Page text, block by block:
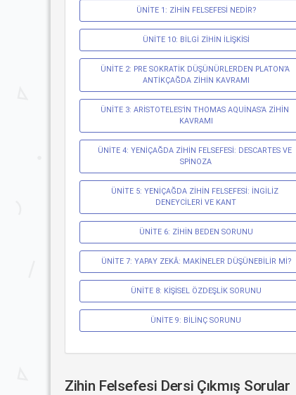
ÜNİTE 1: ZİHİN FELSEFESİ NEDİR?
ÜNİTE 10: BİLGİ ZİHİN İLİŞKİSİ
ÜNİTE 2: PRE SOKRATİK DÜŞÜNÜRLERDEN PLATON’A
ANTİKÇAĞDA ZİHİN KAVRAMI
ÜNİTE 3: ARİSTOTELES’İN THOMAS AQUİNAS’A ZİHİN
KAVRAMI
ÜNİTE 4: YENİÇAĞDA ZİHİN FELSEFESİ: DESCARTES VE
SPİNOZA
ÜNİTE 5: YENİÇAĞDA ZİHİN FELSEFESİ: İNGİLİZ
DENEYCİLERİ VE KANT
ÜNİTE 6: ZİHİN BEDEN SORUNU
ÜNİTE 7: YAPAY ZEKÂ: MAKİNELER DÜŞÜNEBİLİR Mİ?
ÜNİTE 8: KİŞİSEL ÖZDEŞLİK SORUNU
ÜNİTE 9: BİLİNÇ SORUNU
Zihin Felsefesi Dersi Çıkmış Sorular